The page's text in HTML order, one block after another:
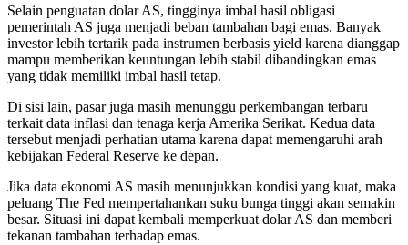
Selain penguatan dolar AS, tingginya imbal hasil obligasi
pemerintah AS juga menjadi beban tambahan bagi emas. Banyak
investor lebih tertarik pada instrumen berbasis yield karena dianggap
mampu memberikan keuntungan lebih stabil dibandingkan emas
yang tidak memiliki imbal hasil tetap.
Di sisi lain, pasar juga masih menunggu perkembangan terbaru
terkait data inflasi dan tenaga kerja Amerika Serikat. Kedua data
tersebut menjadi perhatian utama karena dapat memengaruhi arah
kebijakan Federal Reserve ke depan.
Jika data ekonomi AS masih menunjukkan kondisi yang kuat, maka
peluang The Fed mempertahankan suku bunga tinggi akan semakin
besar. Situasi ini dapat kembali memperkuat dolar AS dan memberi
tekanan tambahan terhadap emas.